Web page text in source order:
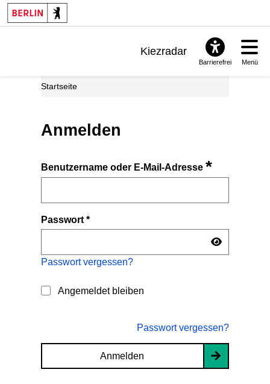
Kiezradar
Barrierefrei Menü
Startseite
Anmelden
Benutzername oder E-Mail-Adresse*
Passwort*
Passwort vergessen?
Angemeldet bleiben
Passwort vergessen?
Anmelden